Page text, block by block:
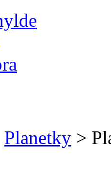
Planetky >